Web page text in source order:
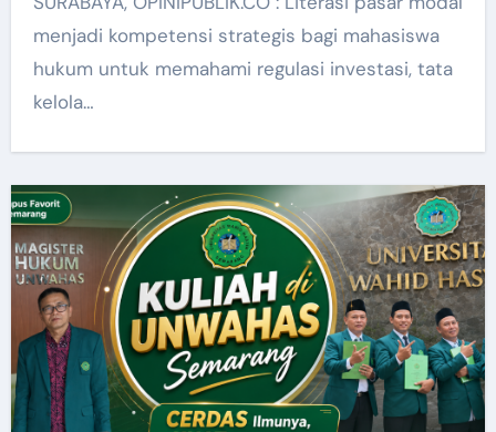
menjadi kompetensi strategis bagi mahasiswa
hukum untuk memahami regulasi investasi, tata
kelola…